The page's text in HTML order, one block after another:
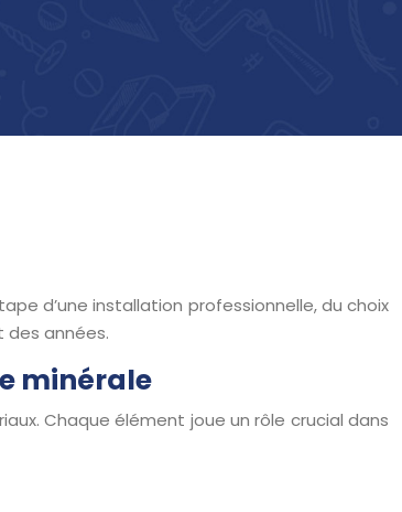
d’une installation professionnelle, du choix
années.
minérale
Chaque élément joue un rôle crucial dans